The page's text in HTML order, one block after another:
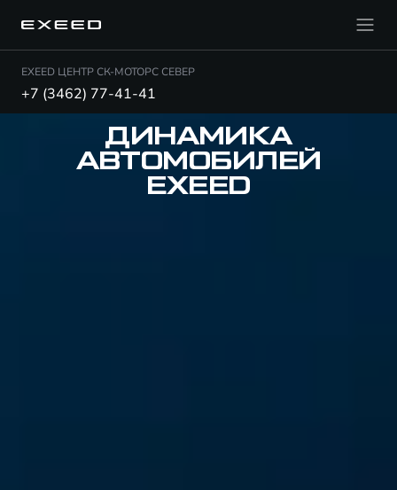
EXEED ЦЕНТР СК-МОТОРС СЕВЕР
+7 (3462) 77-41-41
ДИНАМИКА
АВТОМОБИЛЕЙ
EXEED